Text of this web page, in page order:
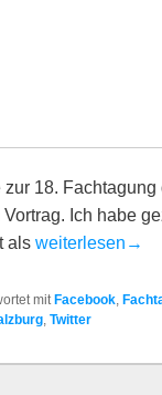
18. Fachtagung
Ich habe
als Soziale
weiterlesen →
mit Facebook,
, Twitter